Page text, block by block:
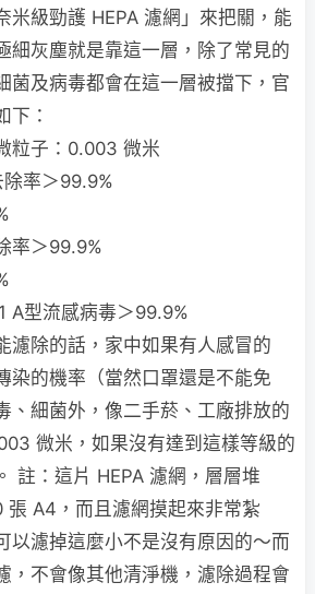
米級勁護 HEPA 濾網」來把關，能
細灰塵就是靠這一層，除了常見的
菌及病毒都會在這一層被擋下，官
下：
粒子：0.003 微米
率＞99.9%
率＞99.9%
A型流感病毒＞99.9%
濾除的話，家中如果有人感冒的
染的機率（當然口罩還是不能免
、細菌外，像二手菸、工廠排放的
微米，如果沒有達到這樣等級的
註：這片 HEPA 濾網，層層堆
張 A4，而且濾網摸起來非常紮
以濾掉這麼小不是沒有原因的～而
，不會像其他清淨機，濾除過程會